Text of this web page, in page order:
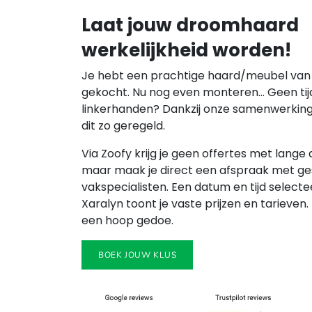
Laat jouw droomhaard
werkelijkheid worden!
Je hebt een prachtige haard/meubel
gekocht. Nu nog even monteren… Geen
linkerhanden? Dankzij onze
dit zo geregeld.
Via Zoofy krijg je geen offertes met lange
maar maak je direct een afspraak met
vakspecialisten. Een datum en tijd
Xaralyn toont je vaste prijzen en
een hoop gedoe.
BOEK JOUW KLUS